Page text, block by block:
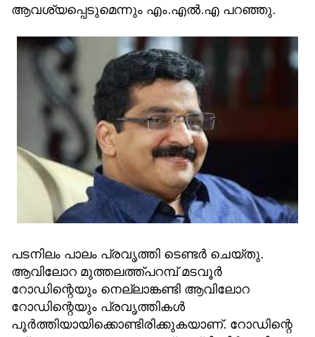
ആവശ്യപ്പെടുമെന്നും എം.എൽ.എ പറഞ്ഞു.
പടനിലം പാലം പ്രവൃത്തി ടെണ്ടർ ചെയ്തു.
ആവിലോറ മുത്തലത്ത്പറമ്പ് മടവൂർ
റോഡിന്റെയും നെല്ലാങ്കണ്ടി ആവിലോറ
റോഡിന്റെയും പ്രവൃത്തികൾ
പൂർത്തിയായിക്കൊണ്ടിരിക്കുകയാണ്. റോഡിന്റെ